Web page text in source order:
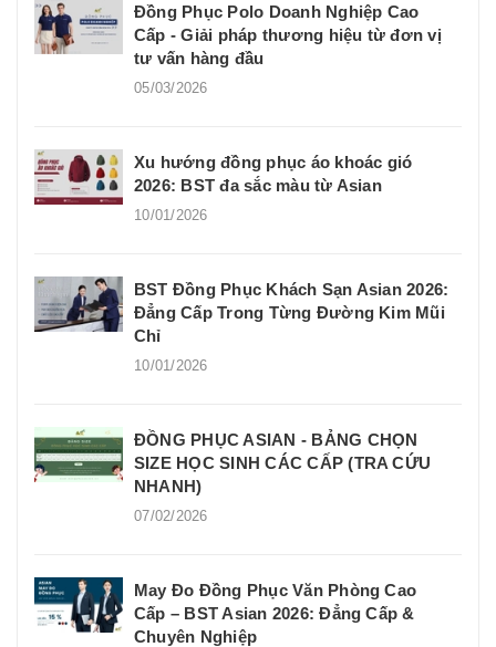
Đồng Phục Polo Doanh Nghiệp Cao
Cấp - Giải pháp thương hiệu từ đơn vị
tư vấn hàng đầu
05/03/2026
Xu hướng đồng phục áo khoác gió
2026: BST đa sắc màu từ Asian
10/01/2026
BST Đồng Phục Khách Sạn Asian 2026:
Đẳng Cấp Trong Từng Đường Kim Mũi
Chỉ
10/01/2026
ĐỒNG PHỤC ASIAN - BẢNG CHỌN
SIZE HỌC SINH CÁC CẤP (TRA CỨU
NHANH)
07/02/2026
May Đo Đồng Phục Văn Phòng Cao
Cấp – BST Asian 2026: Đẳng Cấp &
Chuyên Nghiệp